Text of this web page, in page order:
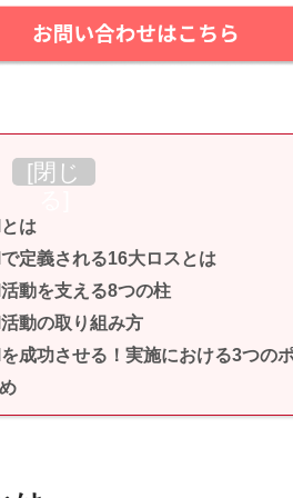
[閉じ
は
定義される16大ロスとは
動を支える8つの柱
動の取り組み方
成功させる！実施における3つの